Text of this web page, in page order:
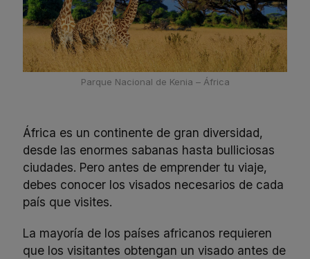
Parque Nacional de Kenia – África
África es un continente de gran diversidad,
desde las enormes sabanas hasta bulliciosas
ciudades. Pero antes de emprender tu viaje,
debes conocer los visados necesarios de cada
país que visites.
La mayoría de los países africanos requieren
que los visitantes obtengan un visado antes de